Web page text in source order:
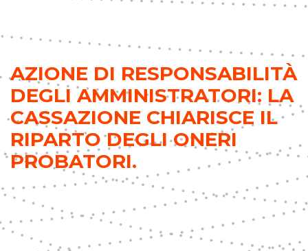
AZIONE DI RESPONSABILITÀ
DEGLI AMMINISTRATORI: LA
CASSAZIONE CHIARISCE IL
RIPARTO DEGLI ONERI
PROBATORI.